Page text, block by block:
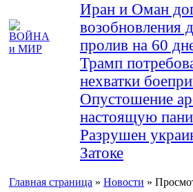
Иран и Оман
возобновления
пролив на 60
Трамп
нехватки
Опустошение
настоящую
Разрушен
Затоке
Главная страница » Новости »